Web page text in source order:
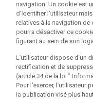
navigation. Un cookie est
d’identifier l’utilisateur
relatives à la navigation de
pourra désactiver ce
figurant au sein de son
L’utilisateur dispose d’un
rectification et de
(article 34 de la loi ”
Pour l’exercer, l’utilisateur
la publication visé plus